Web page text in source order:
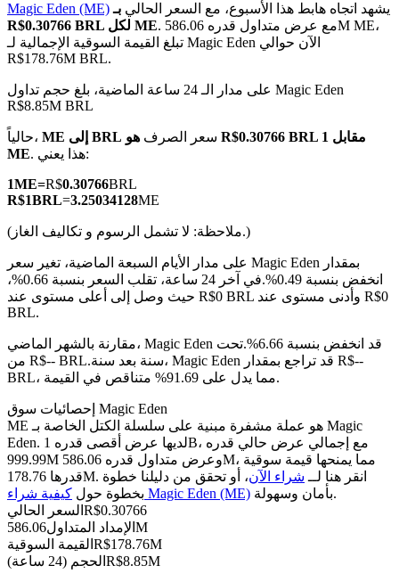
العقود الآجلة لـ COIN-M
العقود الآجلة للعملات المشفرة
TradFi
مشتقات الأسهم والعملات الأجنبية والمعادن الثمينة والسلع
العقود الآجلة باستخدام USDC كضمان
نسخ التداول
انضم إلى أفضل المتداولين
Magic Eden (ME) يشهد اتجاه هابط هذا الأسبوع، مع السعر الحالي بـ
R$0.30766 BRL لكل ME. مع عرض متداول قدره 586.06M ME،
تبلغ القيمة السوقية الإجمالية لـ Magic Eden الآن حوالي
R$178.76M BRL.
على مدار الـ 24 ساعة الماضية، بلغ حجم تداول Magic Eden
R$8.85M BRL
حالياً، ME إلى BRL سعر الصرف هو R$0.30766 BRL مقابل 1
ME
. هذا يعني:
1ME=R$0.30766BRL
R$1BRL=3.25034128ME
(ملاحظة: لا تشمل الرسوم و تكاليف الغاز.)
على مدار الأيام السبعة الماضية، تغير سعر Magic Eden بمقدار
انخفض بنسبة 0.49%.
في آخر 24 ساعة، تقلب السعر بنسبة 0.66%،
حيث وصل إلى أعلى مستوى عند R$0 BRL وأدنى مستوى عند R$0
BRL.
مقارنة بالشهر الماضي، Magic Eden قد انخفض بنسبة 6.66%.تحت
من R$-- BRL.سنة بعد سنة، Magic Eden قد تراجع بمقدار R$--
BRL، مما يدل على 91.69% متناقص في القيمة.
إحصائيات سوق Magic Eden
ME هو عملة مشفرة مبنية على سلسلة الكتل الخاصة بـ Magic
Eden. لديها عرض أقصى قدره 1B، مع إجمالي عرض حالي قدره
999.99M وعرض متداول قدره 586.06M، مما يمنحها قيمة سوقية
قدرها 178.76M. انقر هنا لــ شراء الآن، أو تحقق من دليلنا خطوة
بخطوة حول كيفية شراء Magic Eden (ME)
بأمان وسهولة.
السعر الحالي R$0.30766
الإمداد المتداول 586.06M
القيمة السوقية R$178.76M
الحجم (24 ساعة) R$8.85M